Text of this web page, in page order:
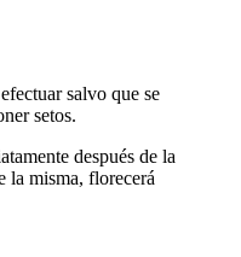
salvo que se
setos.
después de la
la misma, florecerá